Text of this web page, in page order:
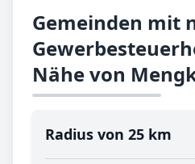
Gemeinden mit
Nähe von
Radius von 25 km